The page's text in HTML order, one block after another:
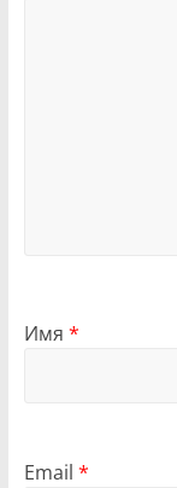
Имя *
Email *